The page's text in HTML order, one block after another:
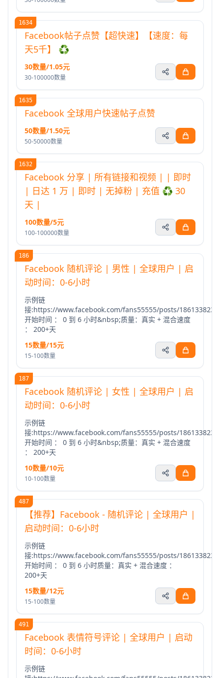
1634
Facebook帖子点赞【超快速】【速度：每
天5千】 ♻️
30数量/1.05元
30-100000数量
1635
Facebook 全球用户快速帖子点赞
50数量/1.50元
50-50000数量
1632
Facebook 分享 | 所有链接和视频 | | 即时
| 日达 1 万 | 即时 | 无掉粉 | 充值 ♻️ 30
天 |
100数量/5元
100-100000数量
186
Facebook 随机评论 | 男性 | 全球用户 | 启
动时间：0-6小时
示例链
接:https://www.facebook.com/fans55555/posts/
开始时间 ： 0 到 6 小时&nbsp;质量：真实 + 混合速度
： 200+天
15数量/15元
15-100数量
187
Facebook 随机评论 | 女性 | 全球用户 | 启
动时间：0-6小时
示例链
接:https://www.facebook.com/fans55555/posts/
开始时间 ： 0 到 6 小时&nbsp;质量：真实 + 混合速度
： 200+天
10数量/10元
10-100数量
487
【推荐】Facebook - 随机评论 | 全球用户 |
启动时间：0-6小时
示例链
接:https://www.facebook.com/fans55555/posts/
开始时间 ： 0 到 6 小时质量：真实 + 混合速度 ：
200+天
15数量/12元
15-100数量
491
Facebook 表情符号评论 | 全球用户 | 启动
时间：0-6小时
示例链